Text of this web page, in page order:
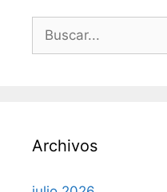
:
Archivos